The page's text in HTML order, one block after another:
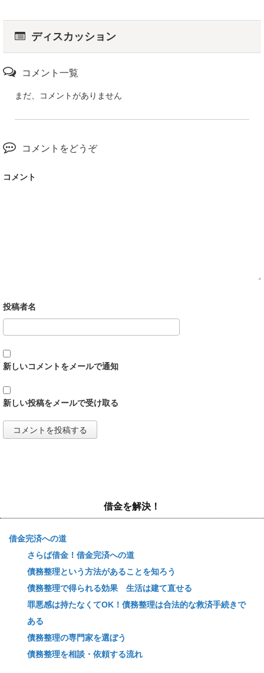
ディスカッション
コメント一覧
まだ、コメントがありません
コメントをどうぞ
コメント
新しいコメントをメールで通知
新しい投稿をメールで受け取る
借金を解決！
借金完済への道
さらば借金！借金完済への道
債務整理という方法があることを知ろう
債務整理で得られる効果 生活は建て直せる
罪悪感は持たなくてOK！債務整理は合法的な救済手続きで
ある
債務整理の専門家を選ぼう
債務整理を相談・依頼する流れ